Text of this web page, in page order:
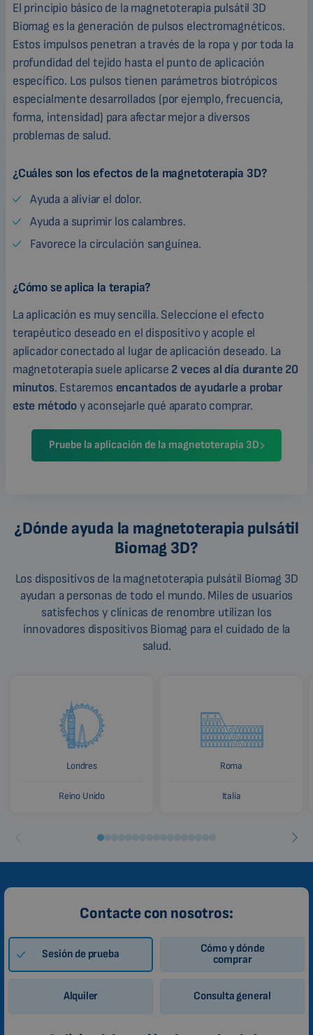
El principio básico de la magnetoterapia pulsátil 3D
Biomag es la generación de pulsos electromagnéticos.
Estos impulsos penetran a través de la ropa y por toda la
profundidad del tejido hasta el punto de aplicación
específico. Los pulsos tienen parámetros biotrópicos
especialmente desarrollados (por ejemplo, frecuencia,
forma, intensidad) para afectar mejor a diversos
problemas de salud.
¿Cuáles son los efectos de la magnetoterapia 3D?
Ayuda a aliviar el dolor.
Ayuda a suprimir los calambres.
Favorece la circulación sanguínea.
¿Cómo se aplica la terapia?
La aplicación es muy sencilla. Seleccione el efecto
terapéutico deseado en el dispositivo y acople el
aplicador conectado al lugar de aplicación deseado. La
magnetoterapia suele aplicarse 2 veces al día durante 20
minutos. Estaremos encantados de ayudarle a probar
este métodoy aconsejarle qué aparato comprar.
Pruebe la aplicación de la magnetoterapia 3D
¿Dónde ayuda la magnetoterapia pulsátil
Biomag 3D?
Los dispositivos de la magnetoterapia pulsátil Biomag 3D
ayudan a personas de todo el mundo. Miles de usuarios
satisfechos y clínicas de renombre utilizan los
innovadores dispositivos Biomag para el cuidado de la
salud.
Londres
Reino Unido
Roma
Italia
Contacte con nosotros:
Sesión de prueba
Cómo y dónde
comprar
Alquiler Consulta general